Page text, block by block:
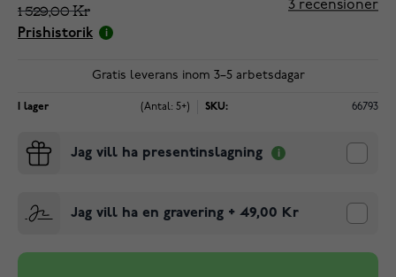
1 529,00 Kr
Prishistorik
3 recensioner
Gratis leverans inom 3–5 arbetsdagar
I lager (Antal: 5+) SKU: 66793
Jag vill ha presentinslagning
Jag vill ha en gravering + 49,00 Kr